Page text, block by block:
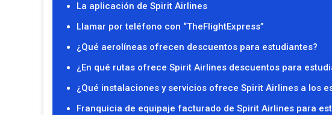
La aplicación de Spirit Airlines
Llamar por teléfono con “TheFlightExpress”
¿Qué aerolíneas ofrecen descuentos para estudiantes?
¿En qué rutas ofrece Spirit Airlines descuentos para
¿Qué instalaciones y servicios ofrece Spirit Airlines a los
Franquicia de equipaje facturado de Spirit Airlines para